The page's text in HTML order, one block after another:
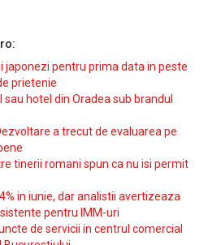
japonezi pentru prima data in peste
prietenie
hotel din Oradea sub brandul
a trecut de evaluarea pe
tinerii romani spun ca nu isi permit
in iunie, dar analistii avertizeaza
pentru IMM-uri
de servicii in centrul comercial